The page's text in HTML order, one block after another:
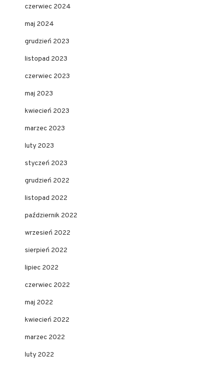
czerwiec 2024
maj 2024
grudzień 2023
listopad 2023
czerwiec 2023
maj 2023
kwiecień 2023
marzec 2023
luty 2023
styczeń 2023
grudzień 2022
listopad 2022
październik 2022
wrzesień 2022
sierpień 2022
lipiec 2022
czerwiec 2022
maj 2022
kwiecień 2022
marzec 2022
luty 2022